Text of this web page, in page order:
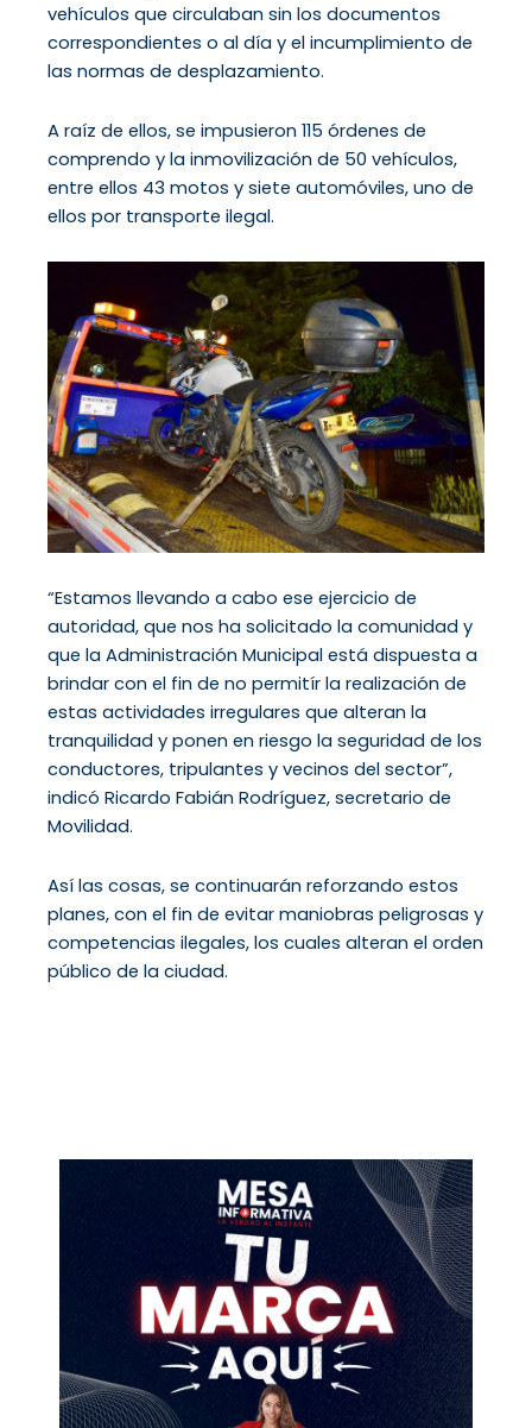
vehículos que circulaban sin los documentos
correspondientes o al día y el incumplimiento de
las normas de desplazamiento.
A raíz de ellos, se impusieron 115 órdenes de
comprendo y la inmovilización de 50 vehículos,
entre ellos 43 motos y siete automóviles, uno de
ellos por transporte ilegal.
“Estamos llevando a cabo ese ejercicio de
autoridad, que nos ha solicitado la comunidad y
que la Administración Municipal está dispuesta a
brindar con el fin de no permitír la realización de
estas actividades irregulares que alteran la
tranquilidad y ponen en riesgo la seguridad de los
conductores, tripulantes y vecinos del sector”,
indicó Ricardo Fabián Rodríguez, secretario de
Movilidad.
Así las cosas, se continuarán reforzando estos
planes, con el fin de evitar maniobras peligrosas y
competencias ilegales, los cuales alteran el orden
público de la ciudad.